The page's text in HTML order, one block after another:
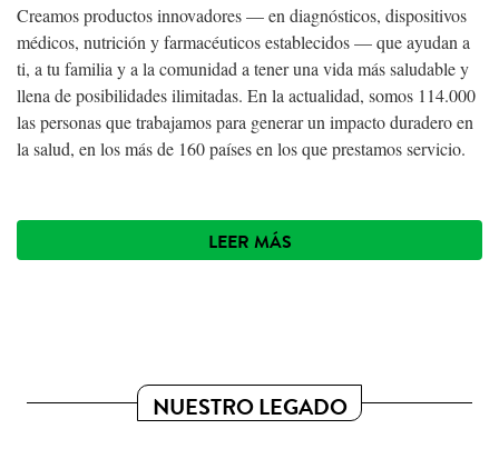
Creamos productos innovadores — en diagnósticos, dispositivos
médicos, nutrición y farmacéuticos establecidos — que ayudan a
ti, a tu familia y a la comunidad a tener una vida más saludable y
llena de posibilidades ilimitadas. En la actualidad, somos 114.000
las personas que trabajamos para generar un impacto duradero en
la salud, en los más de 160 países en los que prestamos servicio.
LEER MÁS
NUESTRO LEGADO